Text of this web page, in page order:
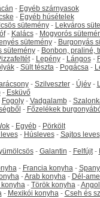
- Egyéb szárnyasok
- Egyéb húsételek
sütemény- Lekváros
- Kalács- Mogyorós
sütemény- Burgonyás
sütemény- Bonbon, praliné,
- Lepény- Lángos-
- Sült tészta- Pogácsa-
- Szilveszter- Újév-
- Esküvő
Fogoly- Vadgalamb-
- Főzelékek
- Egyéb- Pörkölt
- Húsleves- Sajtos leves
- Galantin - Felfújt-
- Francia konyha-
-Arab konyha- Dél-
- Török konyha-
- Mexikói konyha- Cseh és